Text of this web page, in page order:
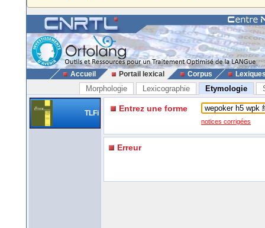
Accueil Portail lexical Corpus
Morphologie Lexicographie Etymologie
TLFi Entrez une forme
notices corrigées
Erreur